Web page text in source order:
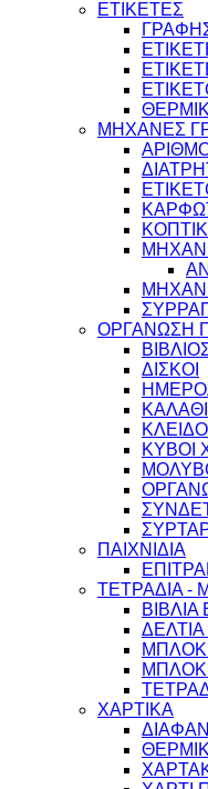
ΕΤΙΚΕΤΕΣ
ΜΗΧΑΝΕΣ
ΟΡΓΑΝΩΣΗ
ΔΙΣΚΟΙ
ΚΥΒΟΙ
ΠΑΙΧΝΙΔΙΑ
ΤΕΤΡΑΔΙΑ -
ΜΠΛΟΚ
ΧΑΡΤΙΚΑ